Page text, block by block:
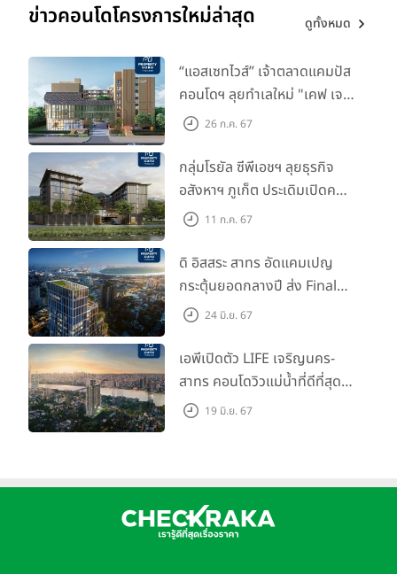
Credit :
www.freepik.com
5. การ "จ่ายเงิน" ต้องระวังเสมอ (เช่น มัดจำ) เข้าบัญชีใคร มี
หลักฐานไหม?
Case Study อย่างหนึ่งที่เกิดขึ้นบ่อย และเราต้องระวังคือ ปัญหาการโกง
เงินมัดจำค่ะ ตัวอย่างเช่น เราประกาศในเว็บไซต์ต่างๆ ว่าสนใจอยากเช่า
คอนโดโครงการนี้ แล้วนายหน้าเห็นเรา ก็เลยโทรมาหาเราว่าจะช่วยหาห้อง
บอกได้ห้องแล้ว พาไปดูห้อง แล้วเราโอเค นายหน้าก็จะอ้างว่าห้องนี้คน
อยากได้กันเยอะ เจ้าของห้องขอ "เงินมัดจำ" เลย ซึ่งถ้าเราจ่ายให้นายหน้า
โดยที่เจ้าของห้องตัวจริงไม่รู้เรื่อง หรือจ่ายให้นายหน้าแล้วนายหน้าไม่มี
ข่าวคอนโดโครงการใหม่ล่าสุด ดูทั้งหมด
“แอสเซทไวส์” เจ้าตลาดแคมปัส
คอนโดฯ ลุยทำเลใหม่ "เคฟ เจ
เนซิส นครปฐม" จับมือพาร์ท
26 ก.ค. 67
กลุ่มโรยัล ซีพีเอชฯ ลุยธุรกิจ
อสังหาฯ ภูเก็ต ประเดิมเปิดคอน
โดฯ "เลค อเวนิว ภูเก็ต" พรีเซล
11 ก.ค. 67
ดิ อิสสระ สาทร อัดแคมเปญ
กระตุ้นยอดกลางปี ส่ง Final
Call ห้องหลุดดาวน์ หั่นราคา
24 มิ.ย. 67
เอพีเปิดตัว LIFE เจริญนคร-
สาทร คอนโดวิวแม่น้ำที่ดีที่สุด
กับชีวิตที่เหนือกว่าในทุกมิติ
19 มิ.ย. 67